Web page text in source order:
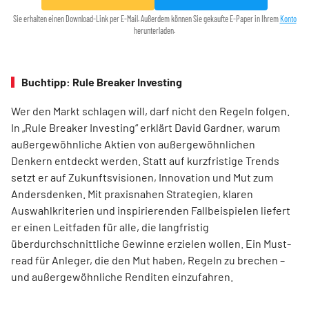
Sie erhalten einen Download-Link per E-Mail. Außerdem können Sie gekaufte E-Paper in IhremKonto
herunterladen.
Buchtipp: Rule Breaker Investing
Wer den Markt schlagen will, darf nicht den Regeln folgen.
In „Rule Breaker Investing“ erklärt David Gardner, warum
außergewöhnliche Aktien von außer­gewöhnlichen
Denkern entdeckt werden. Statt auf kurzfristige Trends
setzt er auf Zukunftsvisionen, Innovation und Mut zum
Andersdenken. Mit praxisnahen Strategien, klaren
Auswahlkriterien und inspirierenden Fallbeispielen liefert
er einen Leit­faden für alle, die langfristig
überdurchschnittliche Gewinne erzielen wollen. Ein Must-
read für Anleger, die den Mut haben, Regeln zu brechen –
und außergewöhnliche Renditen einzufahren.